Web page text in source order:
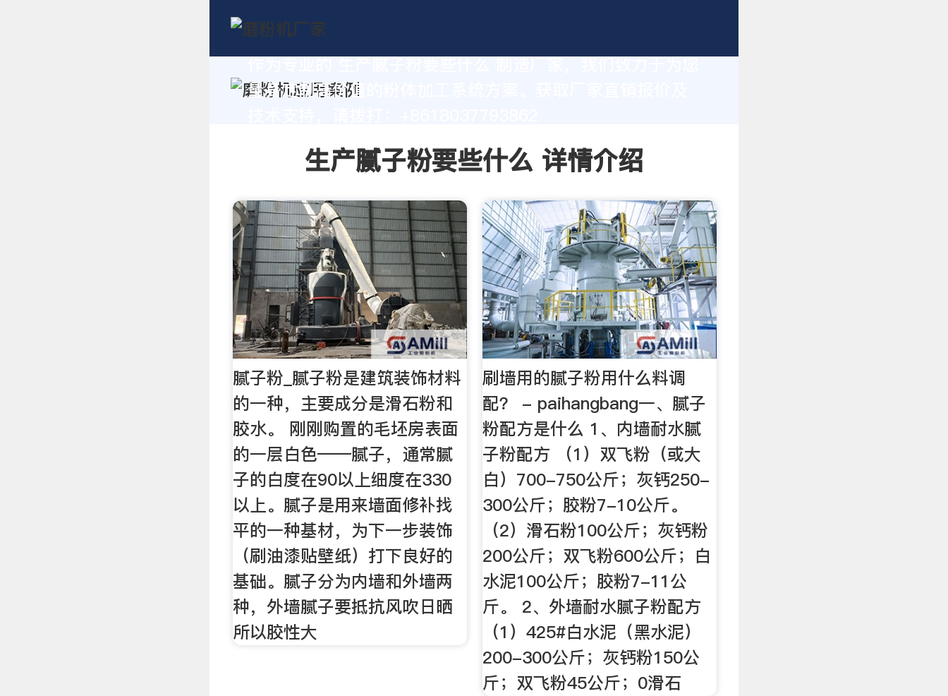
量身定制高价值的粉体加工系统方案。获取厂家直销报价及
生产腻子粉要些什么 详情介绍
腻子粉_腻子粉是建筑装饰材料
的一种，主要成分是滑石粉和
胶水。 刚刚购置的毛坯房表面
的一层白色——腻子，通常腻
子的白度在90以上细度在330
以上。腻子是用来墙面修补找
平的一种基材，为下一步装饰
（刷油漆贴壁纸）打下良好的
基础。腻子分为内墙和外墙两
种，外墙腻子要抵抗风吹日晒
所以胶性大
刷墙用的腻子粉用什么料调
配？ - paihangbang一、腻子
粉配方是什么 1、内墙耐水腻
子粉配方 （1）双飞粉（或大
白）700-750公斤；灰钙250-
300公斤；胶粉7-10公斤。
（2）滑石粉100公斤；灰钙粉
200公斤；双飞粉600公斤；白
水泥100公斤；胶粉7-11公
斤。 2、外墙耐水腻子粉配方
（1）425#白水泥（黑水泥）
200-300公斤；灰钙粉150公
斤；双飞粉45公斤；0滑石